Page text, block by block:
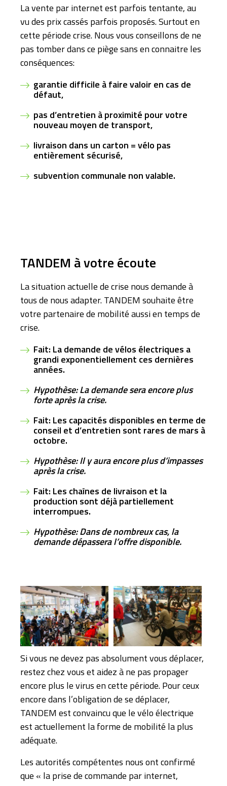
La vente par internet est parfois tentante, au
vu des prix cassés parfois proposés. Surtout en
cette période crise. Nous vous conseillons de ne
pas tomber dans ce piège sans en connaitre les
conséquences:
garantie difficile à faire valoir en cas de
défaut,
pas d’entretien à proximité pour votre
nouveau moyen de transport,
livraison dans un carton = vélo pas
entièrement sécurisé,
subvention communale non valable.
TANDEM à votre écoute
La situation actuelle de crise nous demande à
tous de nous adapter. TANDEM souhaite être
votre partenaire de mobilité aussi en temps de
crise.
Fait: La demande de vélos électriques a
grandi exponentiellement ces dernières
années.
Hypothèse: La demande sera encore plus
forte après la crise.
Fait: Les capacités disponibles en terme de
conseil et d’entretien sont rares de mars à
octobre.
Hypothèse: Il y aura encore plus d’impasses
après la crise.
Fait: Les chaînes de livraison et la
production sont déjà partiellement
interrompues.
Hypothèse: Dans de nombreux cas, la
demande dépassera l’offre disponible.
Si vous ne devez pas absolument vous déplacer,
restez chez vous et aidez à ne pas propager
encore plus le virus en cette période. Pour ceux
encore dans l’obligation de se déplacer,
TANDEM est convaincu que le vélo électrique
est actuellement la forme de mobilité la plus
adéquate.
Les autorités compétentes nous ont confirmé
que « la prise de commande par internet,